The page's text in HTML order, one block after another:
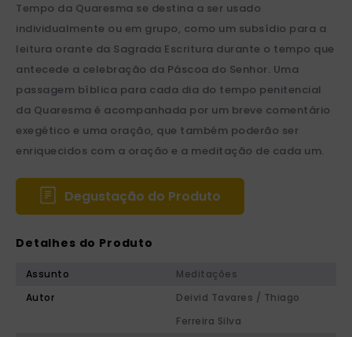
Tempo da Quaresma se destina a ser usado
individualmente ou em grupo, como um subsídio para a
leitura orante da Sagrada Escritura durante o tempo que
antecede a celebração da Páscoa do Senhor. Uma
passagem bíblica para cada dia do tempo penitencial
da Quaresma é acompanhada por um breve comentário
exegético e uma oração, que também poderão ser
enriquecidos com a oração e a meditação de cada um.
Degustação do Produto
Detalhes do Produto
Assunto
Meditações
Autor
Deivid Tavares / Thiago
Ferreira Silva